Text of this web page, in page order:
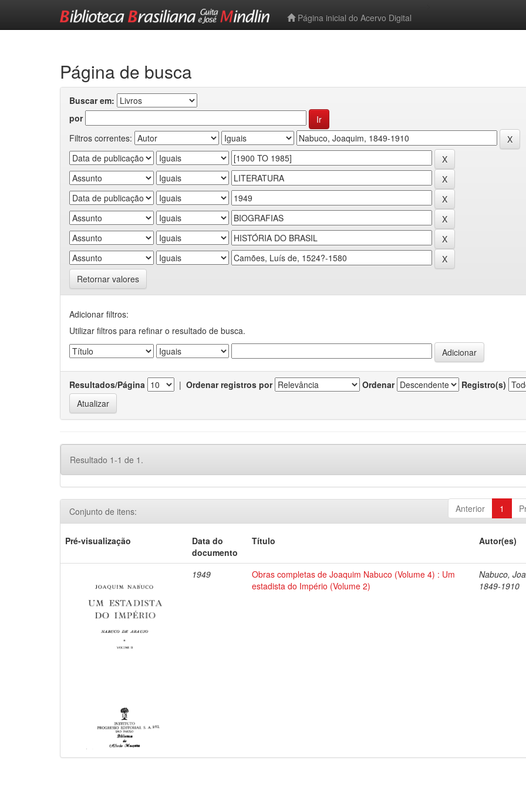
Página inicial do Acervo Digital
Página de busca
Buscar em:
por
Filtros correntes:
Retornar valores
Adicionar filtros:
Utilizar filtros para refinar o resultado de busca.
Resultados/Página | Ordenar registros por Ordenar Registro(s)
Resultado 1-1 de 1.
Anterior 1
Conjunto de itens:
Pré-visualização
Data do
documento
Título Autor(es)
1949
Obras completas de Joaquim Nabuco (Volume 4) : Um
estadista do Império (Volume 2)
Nabuco,
1849-1910